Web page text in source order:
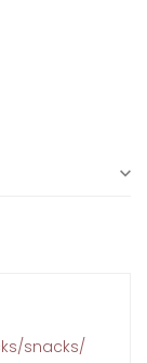
snacks/